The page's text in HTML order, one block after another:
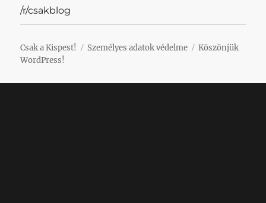
/r/csakblog
Csak a Kispest! Személyes adatok védelme
Köszönjük
WordPress!